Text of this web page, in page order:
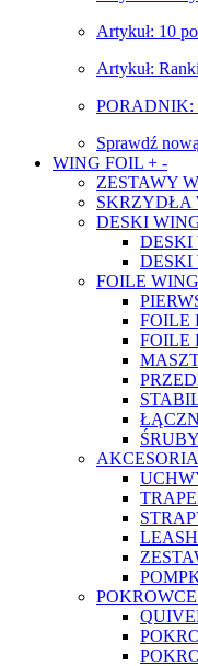
Artykuł: 10
Artykuł:
PORADNIK:
Sprawdź
WING FOIL + -
ZESTAWY
SKRZYDŁA
DESKI
DESKI
DESKI
FOILE
FOILE
FOILE